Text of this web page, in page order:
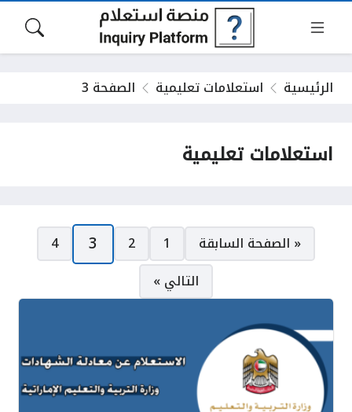
الرئيسية استعلامات تعليمية الصفحة 3
استعلامات تعليمية
صفحات:« الصفحة السابقة 1
2
3
4
التالي »